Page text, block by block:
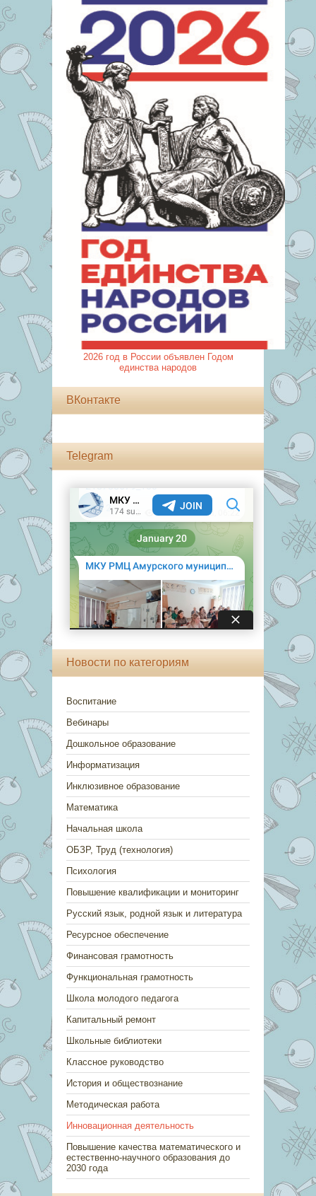
2026 год в России объявлен Годом
единства народов
ВКонтакте
Telegram
Новости по категориям
Воспитание
Вебинары
Дошкольное образование
Информатизация
Инклюзивное образование
Математика
Начальная школа
ОБЗР, Труд (технология)
Психология
Повышение квалификации и мониторинг
Русский язык, родной язык и литература
Ресурсное обеспечение
Финансовая грамотность
Функциональная грамотность
Школа молодого педагога
Капитальный ремонт
Школьные библиотеки
Классное руководство
История и обществознание
Методическая работа
Инновационная деятельность
Повышение качества математического и
естественно-научного образования до
2030 года